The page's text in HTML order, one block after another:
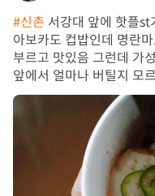
#신촌 서강대 앞에 핫플st
아보카도 컵밥인데 명란
부르고 맛있음 그런데 가
앞에서 얼마나 버틸지 모